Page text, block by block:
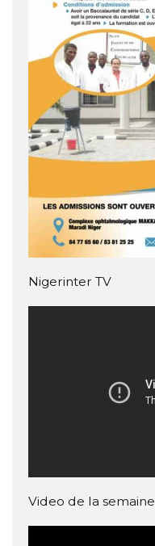
Nigerinter TV
Video de la semaine